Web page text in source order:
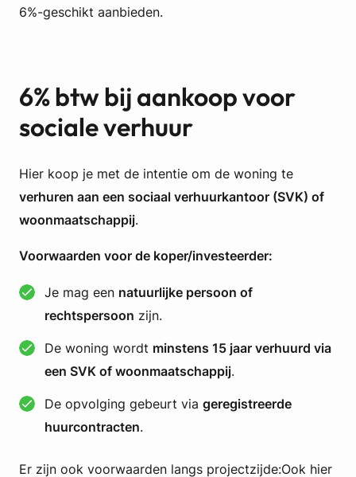
6%-geschikt aanbieden.
6% btw bij aankoop voor
sociale verhuur
Hier koop je met de intentie om de woning te
verhuren aan een sociaal verhuurkantoor (SVK) of
woonmaatschappij.
Voorwaarden voor de koper/investeerder:
Je mag een natuurlijke persoon of
rechtspersoon zijn.
De woning wordt minstens 15 jaar verhuurd via
een SVK of woonmaatschappij.
De opvolging gebeurt via geregistreerde
huurcontracten.
Er zijn ook voorwaarden langs projectzijde:Ook hier